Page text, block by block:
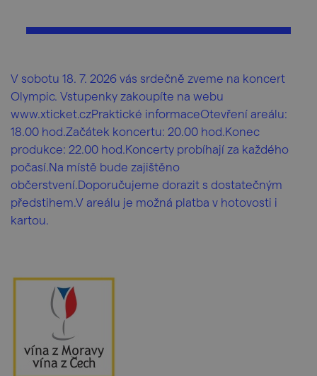
V sobotu 18. 7. 2026 vás srdečně zveme na koncert
Olympic. Vstupenky zakoupíte na webu
www.xticket.czPraktické informaceOtevření areálu:
18.00 hod.Začátek koncertu: 20.00 hod.Konec
produkce: 22.00 hod.Koncerty probíhají za každého
počasí.Na místě bude zajištěno
občerstvení.Doporučujeme dorazit s dostatečným
předstihem.V areálu je možná platba v hotovosti i
kartou.